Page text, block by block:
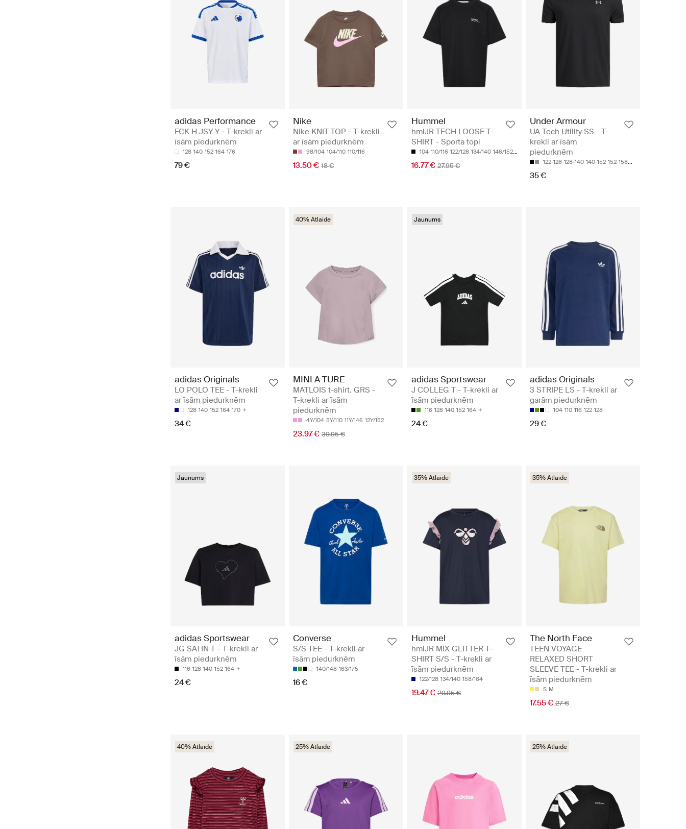
adidas Performance
FCK H JSY Y - T-krekli ar
īsām piedurknēm
128 140 152 164 176
79 €
Nike
Nike KNIT TOP - T-krekli
ar īsām piedurknēm
98/104 104/110 110/116
13.50 € 18 €
Hummel
hmlJR TECH LOOSE T-
SHIRT - Sporta topi
104 110/116 122/128 134/140 146/152
16.77 € 27.95 €
Under Armour
UA Tech Utility SS - T-
krekli ar īsām
piedurknēm
122-128 128-140 140-152 152-158
35 €
adidas Originals
LO POLO TEE - T-krekli
ar īsām piedurknēm
128 140 152 164 170
34 €
40% Atlaide
MINI A TURE
MATLOIS t-shirt. GRS -
T-krekli ar īsām
piedurknēm
4Y/104 5Y/110 11Y/146 12Y/152
23.97 € 39.95 €
Jaunums
adidas Sportswear
J COLLEG T - T-krekli ar
īsām piedurknēm
116 128 140 152 164
24 €
adidas Originals
3 STRIPE LS - T-krekli ar
garām piedurknēm
104 110 116 122 128
29 €
Jaunums
adidas Sportswear
JG SATIN T - T-krekli ar
īsām piedurknēm
116 128 140 152 164
24 €
Converse
S/S TEE - T-krekli ar
īsām piedurknēm
140/148 163/175
16 €
35% Atlaide
Hummel
hmlJR MIX GLITTER T-
SHIRT S/S - T-krekli ar
īsām piedurknēm
122/128 134/140 158/164
19.47 € 29.95 €
35% Atlaide
The North Face
TEEN VOYAGE
RELAXED SHORT
SLEEVE TEE - T-krekli ar
īsām piedurknēm
S M
17.55 € 27 €
40% Atlaide 25% Atlaide 25% Atlaide